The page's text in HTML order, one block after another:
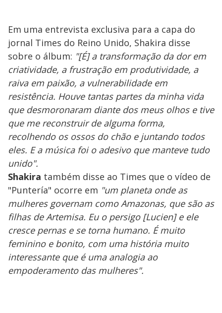
Em uma entrevista exclusiva para a capa do
jornal Times do Reino Unido, Shakira disse
sobre o álbum: "[É] a transformação da dor em
criatividade, a frustração em produtividade, a
raiva em paixão, a vulnerabilidade em
resistência. Houve tantas partes da minha vida
que desmoronaram diante dos meus olhos e tive
que me reconstruir de alguma forma,
recolhendo os ossos do chão e juntando todos
eles. E a música foi o adesivo que manteve tudo
unido".
Shakira também disse ao Times que o vídeo de
"Puntería" ocorre em "um planeta onde as
mulheres governam como Amazonas, que são as
filhas de Artemisa. Eu o persigo [Lucien] e ele
cresce pernas e se torna humano. É muito
feminino e bonito, com uma história muito
interessante que é uma analogia ao
empoderamento das mulheres".